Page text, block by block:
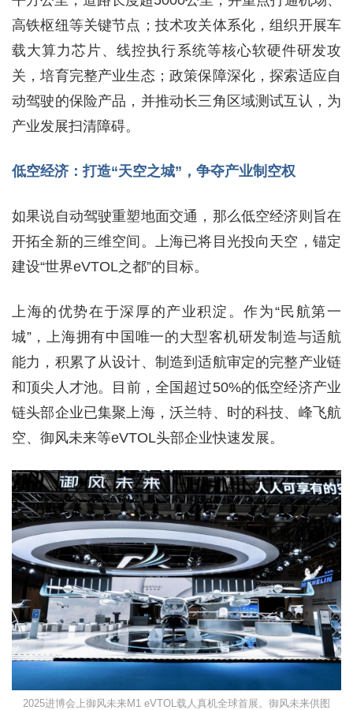
高铁枢纽等关键节点；技术攻关体系化，组织开展车
载大算力芯片、线控执行系统等核心软硬件研发攻
关，培育完整产业生态；政策保障深化，探索适应自
动驾驶的保险产品，并推动长三角区域测试互认，为
产业发展扫清障碍。
低空经济：打造“天空之城”，争夺产业制空权
如果说自动驾驶重塑地面交通，那么低空经济则旨在
开拓全新的三维空间。上海已将目光投向天空，锚定
建设“世界eVTOL之都”的目标。
上海的优势在于深厚的产业积淀。作为“民航第一
城”，上海拥有中国唯一的大型客机研发制造与适航
能力，积累了从设计、制造到适航审定的完整产业链
和顶尖人才池。目前，全国超过50%的低空经济产业
链头部企业已集聚上海，沃兰特、时的科技、峰飞航
空、御风未来等eVTOL头部企业快速发展。
2025进博会上御风未来M1 eVTOL载人真机全球首展。御风未来供图